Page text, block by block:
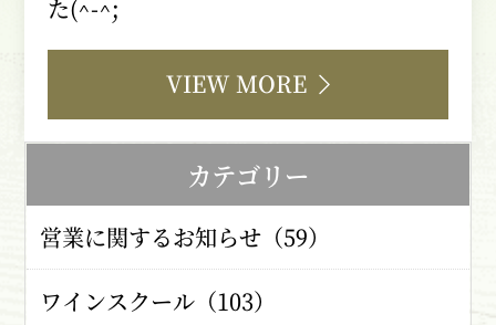
た(^-^;
VIEW MORE
カテゴリー
営業に関するお知らせ（59）
ワインスクール（103）